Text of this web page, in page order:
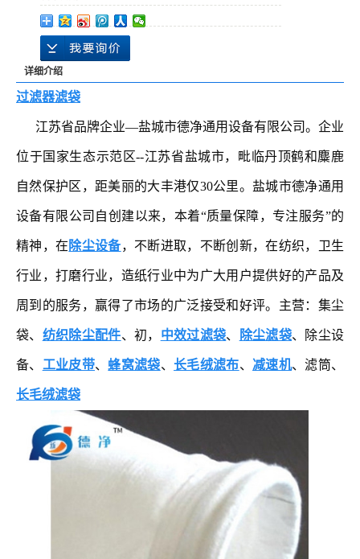
详细介绍
过滤器滤袋
江苏省品牌企业—盐城市德净通用设备有限公司。企业
位于国家生态示范区--江苏省盐城市，毗临丹顶鹤和麋鹿
自然保护区，距美丽的大丰港仅30公里。盐城市德净通用
设备有限公司自创建以来，本着“质量保障，专注服务”的
精神，在 除尘设备，不断进取，不断创新，在纺织，卫生
行业，打磨行业，造纸行业中为广大用户提供好的产品及
周到的服务，赢得了市场的广泛接受和好评。主营：集尘
袋、 纺织除尘配件、初， 中效过滤袋、 除尘滤袋、除尘设
备、 工业皮带、 蜂窝滤袋、长毛绒滤布、 减速机、滤筒、
长毛绒滤袋